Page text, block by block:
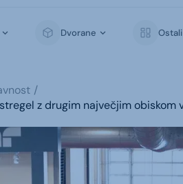
Dvorane
z drugim največjim obiskom